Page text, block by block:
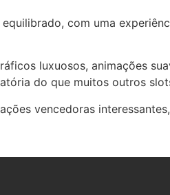
com uma
luxuosos, animações
do que muitos outros
vencedoras